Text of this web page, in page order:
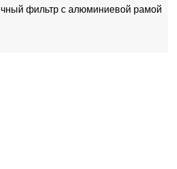
фильтр с алюминиевой рамой